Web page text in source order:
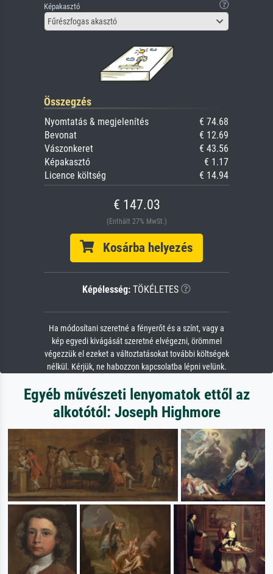
Képakasztó
Fűrészfogas akasztó
Összegzés
Nyomtatás & megjelenítés
€ 74.68
Bevonat
€ 12.69
Vászonkeret
€ 43.56
Képakasztó
€ 1.17
Licence költség
€ 14.94
€ 147.03
(Enthält 27% MwSt.)
Kosárba helyezés
Képélesség: TÖKÉLETES
Ha módosítani szeretné a fényerőt és a színt, vagy a
kép egyedi kivágását szeretné elvégezni, örömmel
végezzük el ezeket a változtatásokat további költségek
nélkül. Kérjük, ne habozzon kapcsolatba lépni velünk.
Egyéb művészeti lenyomatok ettől az
alkotótól: Joseph Highmore